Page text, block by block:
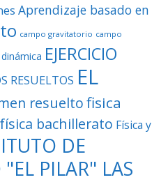
Aprendizaje basado en
campo gravitatorio campo
dinámica EJERCICIO
RESUELTOS EL
resueltofisica
física bachillerato Física y
DE
PILAR" LAS